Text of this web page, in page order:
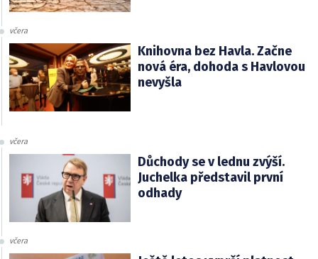
včera
Knihovna bez Havla. Začne
nová éra, dohoda s Havlovou
nevyšla
včera
Důchody se v lednu zvýší.
Juchelka představil první
odhady
včera